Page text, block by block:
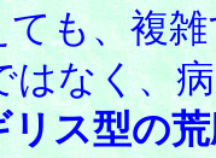
も、複
はなく、
リス型の